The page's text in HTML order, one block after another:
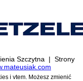
Szczytna | Strony
i vtem. Możesz zmienić